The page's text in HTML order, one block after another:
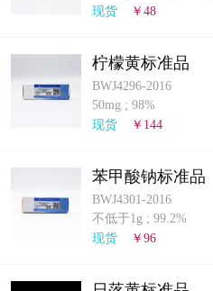
现货
￥48
柠檬黄标准品
BWJ4296-2016
50mg ; 98%
现货
￥144
苯甲酸钠标准品
BWJ4301-2016
不低于1g ; 99.2%
现货
￥96